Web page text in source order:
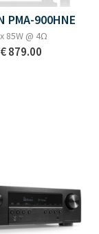
PMA-900HNE
85W @ 4Ω
€ 879.00